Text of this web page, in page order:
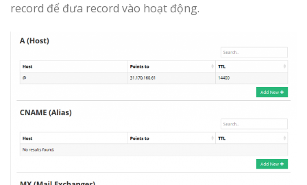
record để đưa record vào hoạt động.